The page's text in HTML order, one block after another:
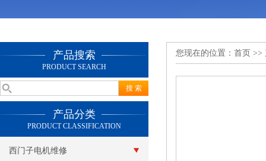
产品搜索
PRODUCT SEARCH
产品分类
PRODUCT CLASSIFICATION
西门子电机维修
您现在的位置： 首页 >>